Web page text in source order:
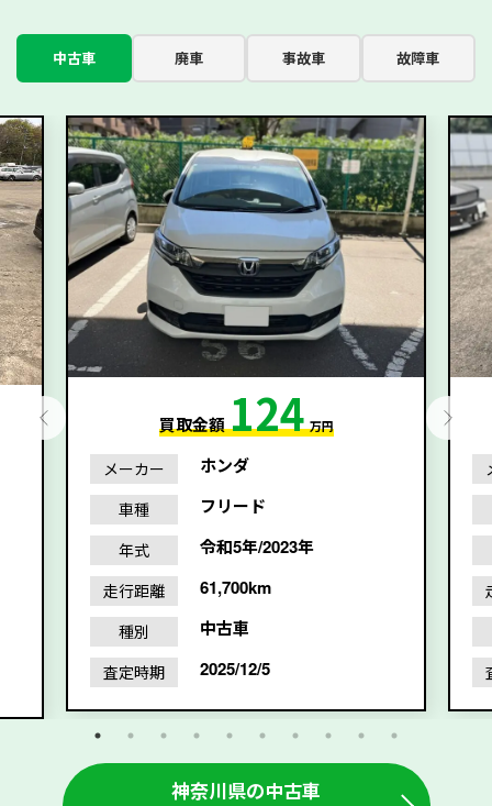
中古車 廃車 事故車 故障車
買取金額124 万円
メーカー ホンダ
車種 フリード
年式 令和5年/2023年
走行距離 61,700km
種別 中古車
査定時期 2025/12/5
神奈川県の中古車